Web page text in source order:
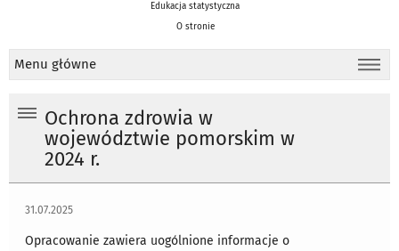
Edukacja statystyczna
O stronie
Menu główne
Ochrona zdrowia w
województwie pomorskim w
2024 r.
31.07.2025
Opracowanie zawiera uogólnione informacje o